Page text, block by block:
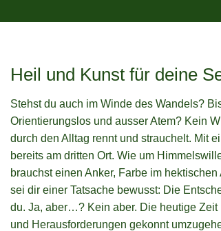
Heil und Kunst für deine
Stehst du auch im Winde des Wandels?
Orientierungslos und ausser Atem? Kein
durch den Alltag rennt und strauchelt. Mit
bereits am dritten Ort. Wie um
brauchst einen Anker, Farbe im
sei dir einer Tatsache bewusst: Die
du. Ja, aber…? Kein aber. Die heutige Zeit
und Herausforderungen gekonnt